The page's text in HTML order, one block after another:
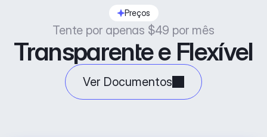
Preços
Tente por apenas $49 por mês
Transparente e Flexível
Ver Documentos